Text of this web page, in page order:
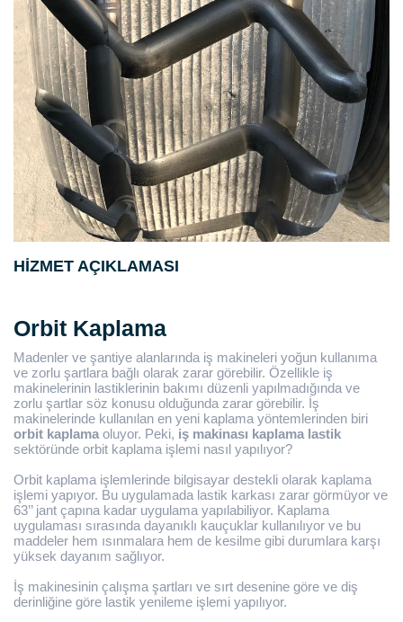
HIZMET AÇIKLAMASI
Orbit Kaplama
Madenler ve şantiye alanlarında iş makineleri yoğun kullanıma
ve zorlu şartlara bağlı olarak zarar görebilir. Özellikle iş
makinelerinin lastiklerinin bakımı düzenli yapılmadığında ve
zorlu şartlar söz konusu olduğunda zarar görebilir. İş
makinelerinde kullanılan en yeni kaplama yöntemlerinden biri
orbit kaplama oluyor. Peki, iş makinası kaplama lastik
sektöründe orbit kaplama işlemi nasıl yapılıyor?
Orbit kaplama işlemlerinde bilgisayar destekli olarak kaplama
işlemi yapıyor. Bu uygulamada lastik karkası zarar görmüyor ve
63’’ jant çapına kadar uygulama yapılabiliyor. Kaplama
uygulaması sırasında dayanıklı kauçuklar kullanılıyor ve bu
maddeler hem ısınmalara hem de kesilme gibi durumlara karşı
yüksek dayanım sağlıyor.
İş makinesinin çalışma şartları ve sırt desenine göre ve diş
derinliğine göre lastik yenileme işlemi yapılıyor.